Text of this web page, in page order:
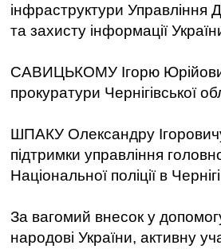
інфраструктури Управління
та захисту інформації
САВИЦЬКОМУ Ігорю
прокуратури Чернігівської
ШПАКУ Олександру Ігоровичу
підтримки управління
Національної поліції в
За вагомий внесок у
народові України, активну